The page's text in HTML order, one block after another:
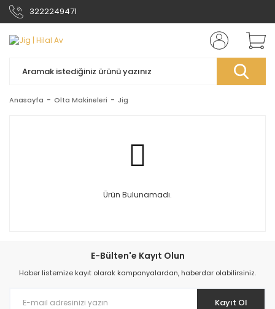
3222249471
Anasayfa Olta Makineleri Jig
Ürün Bulunamadı.
E-Bülten'e Kayıt Olun
Haber listemize kayıt olarak kampanyalardan, haberdar olabilirsiniz.
Kayıt Ol